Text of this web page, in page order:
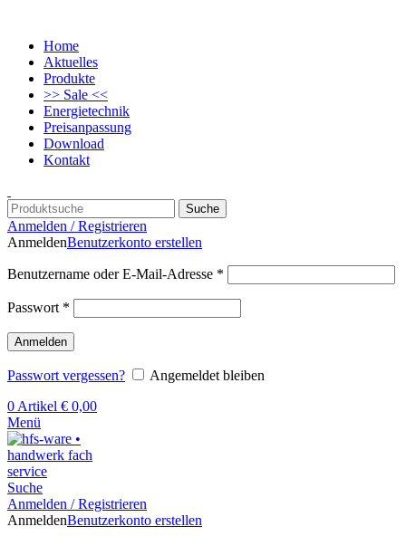
Home
Aktuelles
Produkte
>> Sale <<
Energietechnik
Preisanpassung
Download
Kontakt
Suche
Anmelden / Registrieren
AnmeldenBenutzerkonto erstellen
Benutzername oder E-Mail-Adresse *
Passwort *
Anmelden
Passwort vergessen?
Angemeldet bleiben
0 Artikel € 0,00
Menü
Suche
Anmelden / Registrieren
AnmeldenBenutzerkonto erstellen